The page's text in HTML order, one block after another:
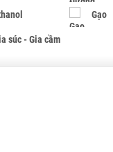
Gạo
súc - Gia cầm